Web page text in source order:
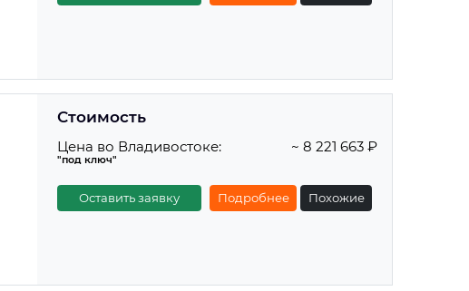
Стоимость
Цена во Владивостоке:
"под ключ"
~ 8 221 663 ₽
Оставить заявку Подробнее Похожие